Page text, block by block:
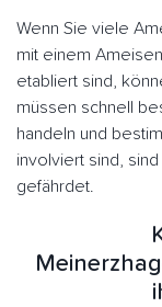
Wenn Sie viele
mit einem
etabliert sind,
müssen schnell
handeln und
involviert sind,
gefährdet.